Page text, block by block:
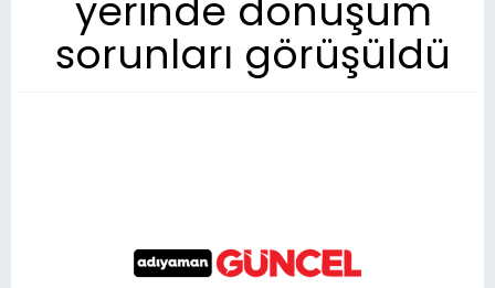
yerinde dönüşüm
sorunları görüşüldü